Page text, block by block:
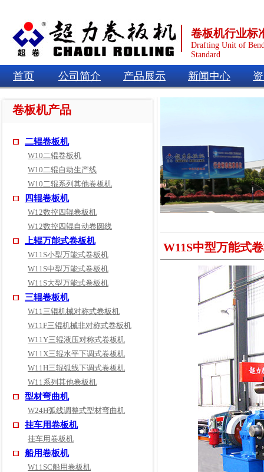
卷板机行业标
Drafting Unit of
Standard
首页 公司简介 产品展示 新闻中心
卷板机产品
二辊卷板机
W10二辊卷板机
W10二辊自动生产线
W10二辊系列其他卷板机
四辊卷板机
W12数控四辊卷板机
W12数控四辊自动卷圆线
上辊万能式卷板机
W11S小型万能式卷板机
W11S中型万能式卷板机
W11S大型万能式卷板机
三辊卷板机
W11三辊机械对称式卷板机
W11F三辊机械非对称式卷板机
W11Y三辊液压对称式卷板机
W11X三辊水平下调式卷板机
W11H三辊弧线下调式卷板机
W11系列其他卷板机
型材弯曲机
W24H弧线调整式型材弯曲机
挂车用卷板机
挂车用卷板机
船用卷板机
W11SC船用卷板机
W11S中型万能式